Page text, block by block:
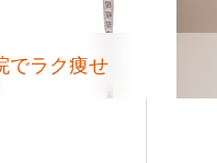
でラク痩せ